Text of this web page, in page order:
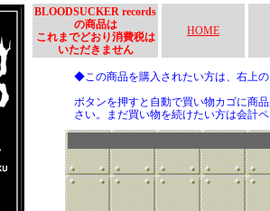
BLOODSUCKER records
の商品は
これまでどおり消費税は
いただきません
HOME
◆この商品を購入されたい方は、右上
ボタンを押すと自動で買い物カゴに商
さい。まだ買い物を続けたい方は会計